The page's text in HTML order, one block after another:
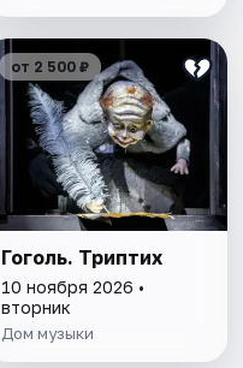
от 2 500 ₽
Гоголь. Триптих
10 ноября 2026 •
вторник
Дом музыки